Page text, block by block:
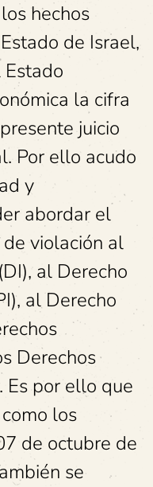
hechos
de Israel,
la cifra
juicio
Por ello acudo
y
abordar el
violación al
al Derecho
al Derecho
Derechos
Es por ello que
los
de octubre de
se